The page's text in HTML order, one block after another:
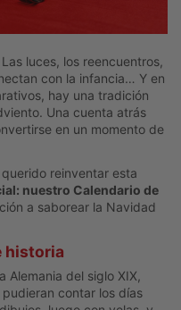
Las luces, los reencuentros,
con la infancia… Y en
hay una tradición
Una cuenta atrás
en un momento de
reinventar esta
nuestro Calendario de
a saborear la Navidad
historia
Alemania del siglo XIX,
contar los días